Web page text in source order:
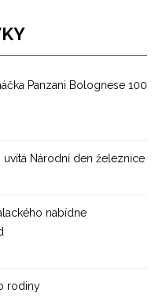
Panzani Bolognese 100
uvítá Národní den železnice
nabídne
rodiny